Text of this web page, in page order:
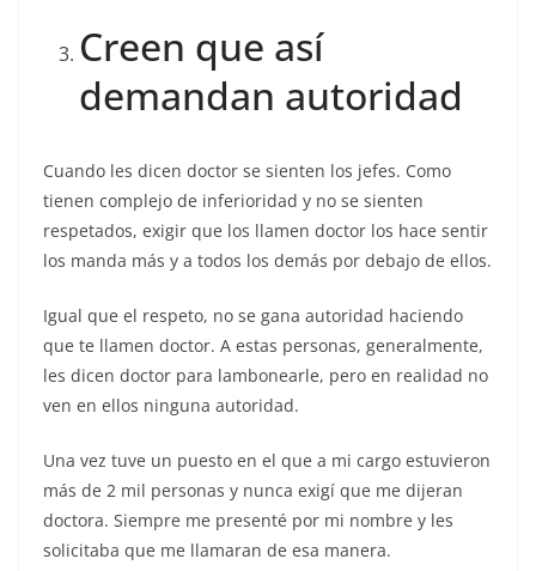
Creen que así
demandan autoridad
Cuando les dicen doctor se sienten los jefes. Como
tienen complejo de inferioridad y no se sienten
respetados, exigir que los llamen doctor los hace sentir
los manda más y a todos los demás por debajo de ellos.
Igual que el respeto, no se gana autoridad haciendo
que te llamen doctor. A estas personas, generalmente,
les dicen doctor para lambonearle, pero en realidad no
ven en ellos ninguna autoridad.
Una vez tuve un puesto en el que a mi cargo estuvieron
más de 2 mil personas y nunca exigí que me dijeran
doctora. Siempre me presenté por mi nombre y les
solicitaba que me llamaran de esa manera.